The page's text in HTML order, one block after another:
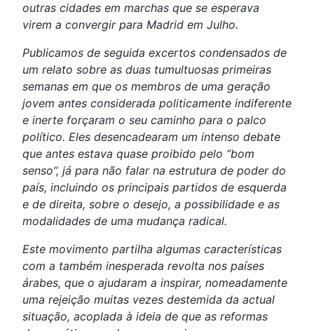
outras cidades em marchas que se esperava
virem a convergir para Madrid em Julho.
Publicamos de seguida excertos condensados de
um relato sobre as duas tumultuosas primeiras
semanas em que os membros de uma geração
jovem antes considerada politicamente indiferente
e inerte forçaram o seu caminho para o palco
político. Eles desencadearam um intenso debate
que antes estava quase proibido pelo “bom
senso”, já para não falar na estrutura de poder do
país, incluindo os principais partidos de esquerda
e de direita, sobre o desejo, a possibilidade e as
modalidades de uma mudança radical.
Este movimento partilha algumas características
com a também inesperada revolta nos países
árabes, que o ajudaram a inspirar, nomeadamente
uma rejeição muitas vezes destemida da actual
situação, acoplada à ideia de que as reformas